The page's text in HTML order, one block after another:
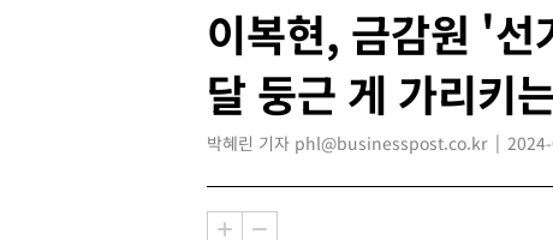
이복현, 금감원 '
달 둥근 게 가리키
박혜린 기자 phl@businesspost.co.kr